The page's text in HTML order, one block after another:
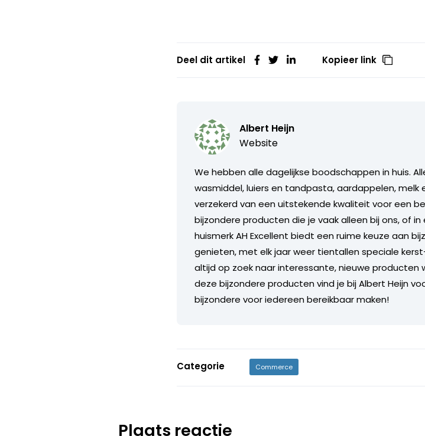
Deel dit artikel Kopieer link
Albert Heijn
Website
We hebben alle dagelijkse boodschappen in huis.
wasmiddel, luiers en tandpasta, aardappelen, melk
verzekerd van een uitstekende kwaliteit voor een
bijzondere producten die je vaak alleen bij ons, of
huismerk AH Excellent biedt een ruime keuze aan
genieten, met elk jaar weer tientallen speciale
altijd op zoek naar interessante, nieuwe producten
deze bijzondere producten vind je bij Albert Heijn
bijzondere voor iedereen bereikbaar maken!
Categorie Commerce
Plaats reactie